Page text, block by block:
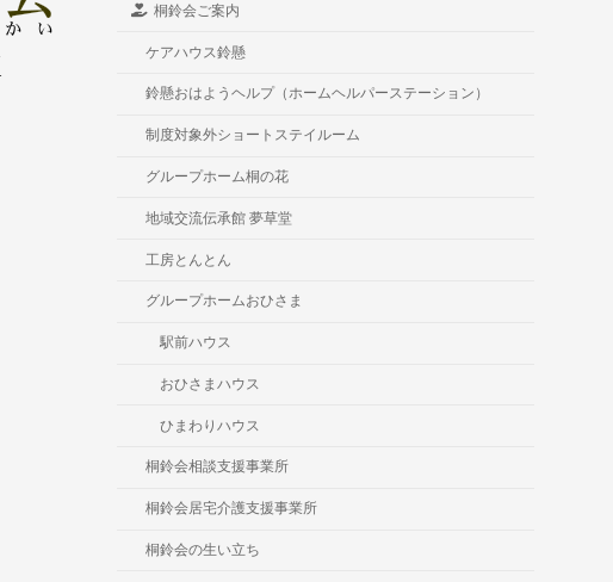
桐鈴会ご案内
ケアハウス鈴懸
鈴懸おはようヘルプ（ホームヘルパーステーション）
制度対象外ショートステイルーム
グループホーム桐の花
地域交流伝承館 夢草堂
工房とんとん
グループホームおひさま
駅前ハウス
おひさまハウス
ひまわりハウス
桐鈴会相談支援事業所
桐鈴会居宅介護支援事業所
桐鈴会の生い立ち